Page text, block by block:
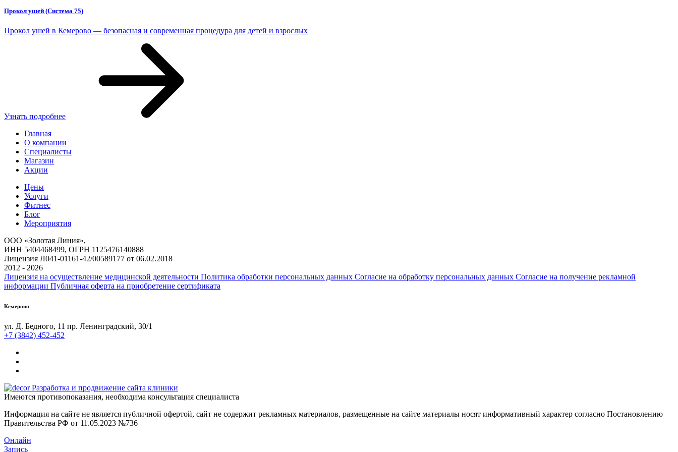
Прокол ушей (Система 75)
Прокол ушей в Кемерово — безопасная и современная процедура для детей и взрослых
Узнать подробнее
Главная
О компании
Специалисты
Магазин
Акции
Цены
Услуги
Фитнес
Блог
Мероприятия
ООО «Золотая Линия»,
ИНН 5404468499, ОГРН 1125476140888
Лицензия Л041-01161-42/00589177 от 06.02.2018
2012 - 2026
Лицензия на осуществление медицинской деятельности Политика обработки персональных данных Согласие на обработку персональных данных Согласие на получение рекламной
информации Публичная оферта на приобретение сертификата
Кемерово
ул. Д. Бедного, 11 пр. Ленинградский, 30/1
+7 (3842) 452-452
Разработка и продвижение сайта клиники
Имеются противопоказания, необходима консультация специалиста
Информация на сайте не является публичной офертой, сайт не содержит рекламных материалов, размещенные на сайте материалы носят информативный характер согласно Постановлению
Правительства РФ от 11.05.2023 №736
Онлайн
Запись